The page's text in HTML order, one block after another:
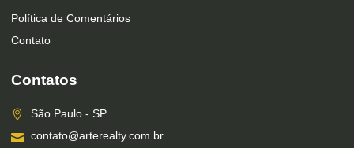
Política de Comentários
Contato
Contatos
São Paulo - SP
contato@arterealty.com.br